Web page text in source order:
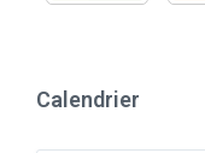
Calendrier